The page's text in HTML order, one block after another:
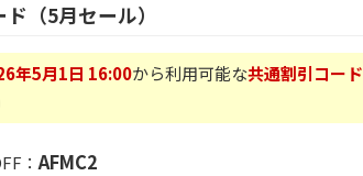
（5月セール）
年5月1日 16:00から利用可能な共通割引コード
： AFMC2